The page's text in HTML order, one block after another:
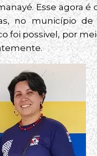
Esse agora
no município
foi possivel, por